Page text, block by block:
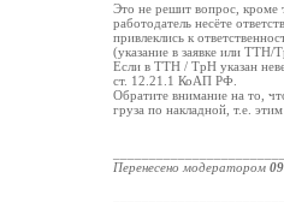
Это не решит вопрос, кроме
работодатель несёте
привлеклись к
(указание в заявке или ТТН/
Если в ТТН / ТрН указан
ст. 12.21.1 КоАП РФ.
Обратите внимание на то,
груза по накладной, т.е.
Перенесено модератором